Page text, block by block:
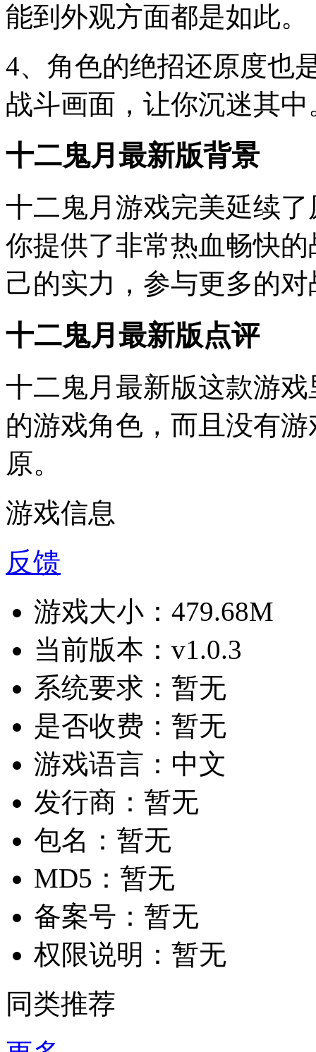
能到外观方面都是如此。
4、角色的绝招还原度也
战斗画面，让你沉迷其中
十二鬼月最新版背景
十二鬼月游戏完美延续
你提供了非常热血畅快
己的实力，参与更多的
十二鬼月最新版点评
十二鬼月最新版这款游
的游戏角色，而且没有
原。
游戏信息
反馈
游戏大小： 479.68M
当前版本： v1.0.3
系统要求： 暂无
是否收费： 暂无
游戏语言： 中文
发行商： 暂无
包名： 暂无
MD5： 暂无
备案号： 暂无
权限说明： 暂无
同类推荐